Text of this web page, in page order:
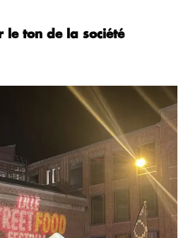
le ton de la société